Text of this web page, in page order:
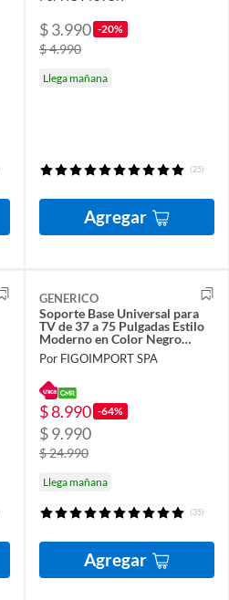
$ 3.990 -20%
$ 4.990
Llega mañana
(25)
Agregar
GENERICO
Soporte Base Universal para
TV de 37 a 75 Pulgadas Estilo
Moderno en Color Negro
FIGOIMPORT
Por FIGOIMPORT SPA
$ 8.990 -64%
$ 9.990
$ 24.990
Llega mañana
(35)
Agregar